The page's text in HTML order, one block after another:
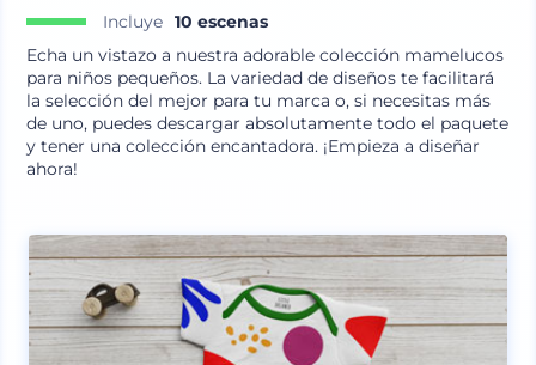
Incluye 10 escenas
Echa un vistazo a nuestra adorable colección mamelucos
para niños pequeños. La variedad de diseños te facilitará
la selección del mejor para tu marca o, si necesitas más
de uno, puedes descargar absolutamente todo el paquete
y tener una colección encantadora. ¡Empieza a diseñar
ahora!